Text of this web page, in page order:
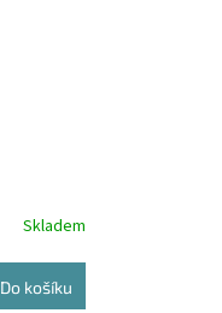
Skladem
Do košíku